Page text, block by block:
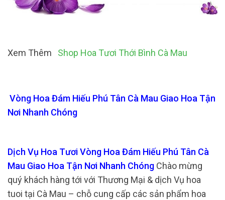
Xem Thêm Shop Hoa Tươi Thới Bình Cà Mau
Vòng Hoa Đám Hiếu Phú Tân Cà Mau Giao Hoa Tận
Nơi Nhanh Chóng
Dịch Vụ Hoa Tươi Vòng Hoa Đám Hiếu Phú Tân Cà
Mau Giao Hoa Tận Nơi Nhanh Chóng Chào mừng
quý khách hàng tới với Thương Mại & dịch Vụ hoa
tuoi tại Cà Mau – chỗ cung cấp các sản phẩm hoa